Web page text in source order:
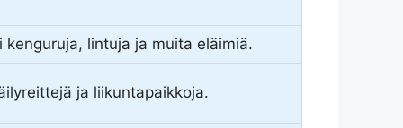
lintuja ja muita eläimiä.
ja liikuntapaikkoja.